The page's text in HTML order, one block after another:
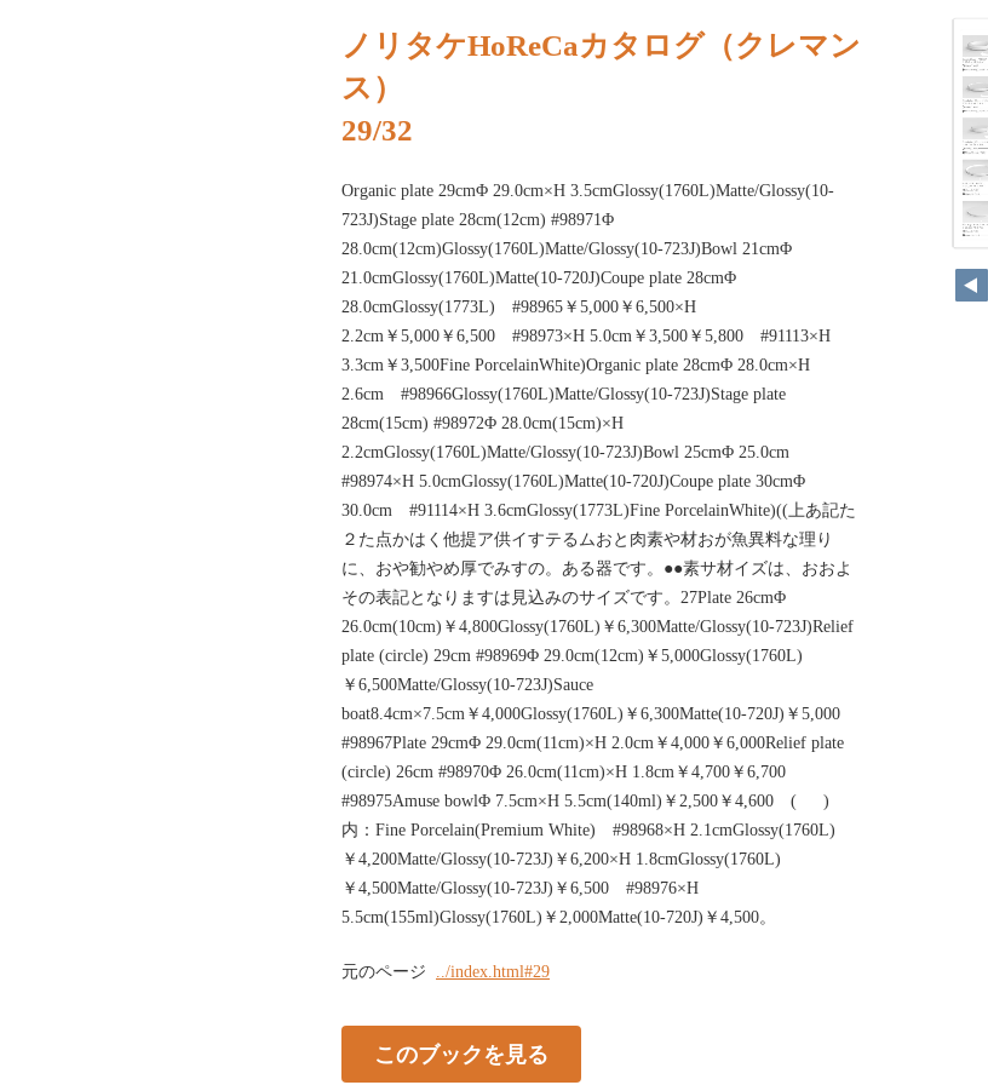
ノリタケHoReCaカタログ（クレマン
ス）
29/32
Organic plate 29cmΦ 29.0cm×H 3.5cmGlossy(1760L)Matte/Glossy(10-
723J)Stage plate 28cm(12cm) #98971Φ
28.0cm(12cm)Glossy(1760L)Matte/Glossy(10-723J)Bowl 21cmΦ
21.0cmGlossy(1760L)Matte(10-720J)Coupe plate 28cmΦ
28.0cmGlossy(1773L) #98965￥5,000￥6,500×H
2.2cm￥5,000￥6,500 #98973×H 5.0cm￥3,500￥5,800 #91113×H
3.3cm￥3,500Fine PorcelainWhite)Organic plate 28cmΦ 28.0cm×H
2.6cm #98966Glossy(1760L)Matte/Glossy(10-723J)Stage plate
28cm(15cm) #98972Φ 28.0cm(15cm)×H
2.2cmGlossy(1760L)Matte/Glossy(10-723J)Bowl 25cmΦ 25.0cm
#98974×H 5.0cmGlossy(1760L)Matte(10-720J)Coupe plate 30cmΦ
30.0cm #91114×H 3.6cmGlossy(1773L)Fine PorcelainWhite)((上あ記た
２た点かはく他提ア供イすテるムおと肉素や材おが魚異料な理り
に、おや勧やめ厚でみすの。ある器です。●●素サ材イズは、おおよ
その表記となりますは見込みのサイズです。27Plate 26cmΦ
26.0cm(10cm)￥4,800Glossy(1760L)￥6,300Matte/Glossy(10-723J)Relief
plate (circle) 29cm #98969Φ 29.0cm(12cm)￥5,000Glossy(1760L)
￥6,500Matte/Glossy(10-723J)Sauce
boat8.4cm×7.5cm￥4,000Glossy(1760L)￥6,300Matte(10-720J)￥5,000
#98967Plate 29cmΦ 29.0cm(11cm)×H 2.0cm￥4,000￥6,000Relief plate
(circle) 26cm #98970Φ 26.0cm(11cm)×H 1.8cm￥4,700￥6,700
#98975Amuse bowlΦ 7.5cm×H 5.5cm(140ml)￥2,500￥4,600 ( )
内：Fine Porcelain(Premium White) #98968×H 2.1cmGlossy(1760L)
￥4,200Matte/Glossy(10-723J)￥6,200×H 1.8cmGlossy(1760L)
￥4,500Matte/Glossy(10-723J)￥6,500 #98976×H
5.5cm(155ml)Glossy(1760L)￥2,000Matte(10-720J)￥4,500。
元のページ ../index.html#29
このブックを見る